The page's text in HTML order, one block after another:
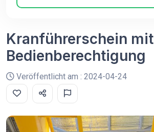
Kranführerschein mit
Bedienberechtigung
Veröffentlicht am : 2024-04-24